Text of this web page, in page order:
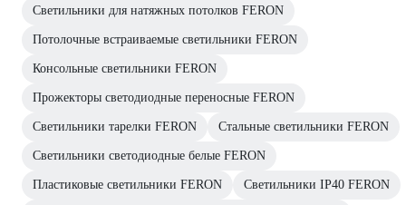
Светильники для натяжных потолков FERON
Потолочные встраиваемые светильники FERON
Консольные светильники FERON
Прожекторы светодиодные переносные FERON
Светильники тарелки FERON Стальные светильники FERON
Светильники светодиодные белые FERON
Пластиковые светильники FERON Светильники IP40 FERON